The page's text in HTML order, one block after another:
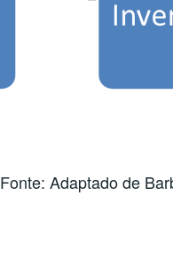
Fonte: Adaptado de